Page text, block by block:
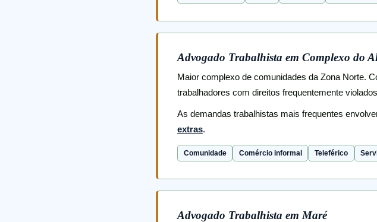
Advogado Trabalhista em Complexo do
Maior complexo de comunidades da Zona Norte.
trabalhadores com direitos frequentemente
As demandas trabalhistas mais frequentes
extras.
Comunidade Comércio informal Teleférico
Advogado Trabalhista em Maré